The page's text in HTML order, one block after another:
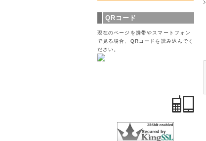
QRコード
現在のページを携帯やスマートフォン
で見る場合、QRコードを読み込んでく
ださい。